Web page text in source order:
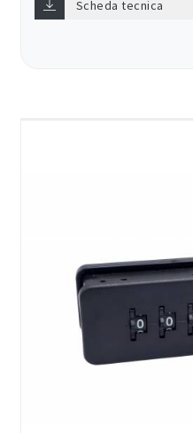
Scheda tecnica